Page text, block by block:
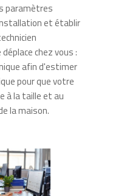
paramètres
et établir
chez vous :
afin d'estimer
pour que votre
à la taille et au
la maison.